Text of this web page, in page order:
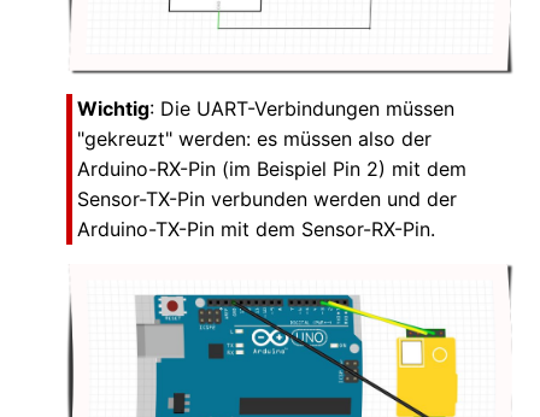
Wichtig: Die UART-Verbindungen müssen
"gekreuzt" werden: es müssen also der
Arduino-RX-Pin (im Beispiel Pin 2) mit dem
Sensor-TX-Pin verbunden werden und der
Arduino-TX-Pin mit dem Sensor-RX-Pin.